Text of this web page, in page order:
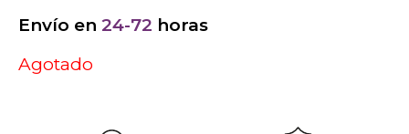
Envío en 24-72 horas
Agotado